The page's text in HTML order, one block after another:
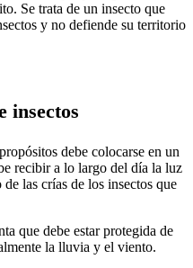
Se trata de un insecto que
y no defiende su territorio
insectos
debe colocarse en un
recibir a lo largo del día la luz
las crías de los insectos que
que debe estar protegida de
la lluvia y el viento.